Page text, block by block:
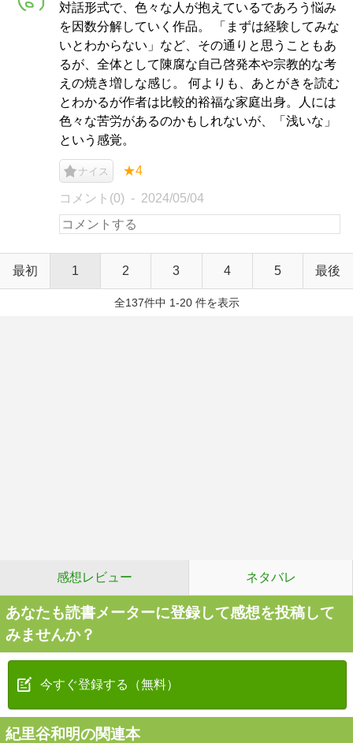
対話形式で、色々な人が抱えているであろう悩み
を因数分解していく作品。 「まずは経験してみな
いとわからない」など、その通りと思うこともあ
るが、全体として陳腐な自己啓発本や宗教的な考
えの焼き増しな感じ。 何よりも、あとがきを読む
とわかるが作者は比較的裕福な家庭出身。人には
色々な苦労があるのかもしれないが、「浅いな」
という感覚。
ナイス ★4
コメント(0) 2024/05/04
最初 1 2 3 4 5 最後
全137件中 1-20 件を表示
感想レビュー ネタバレ
あなたも読書メーターに登録して感想を投稿して
みませんか？
今すぐ登録する（無料）
紀里谷和明の関連本